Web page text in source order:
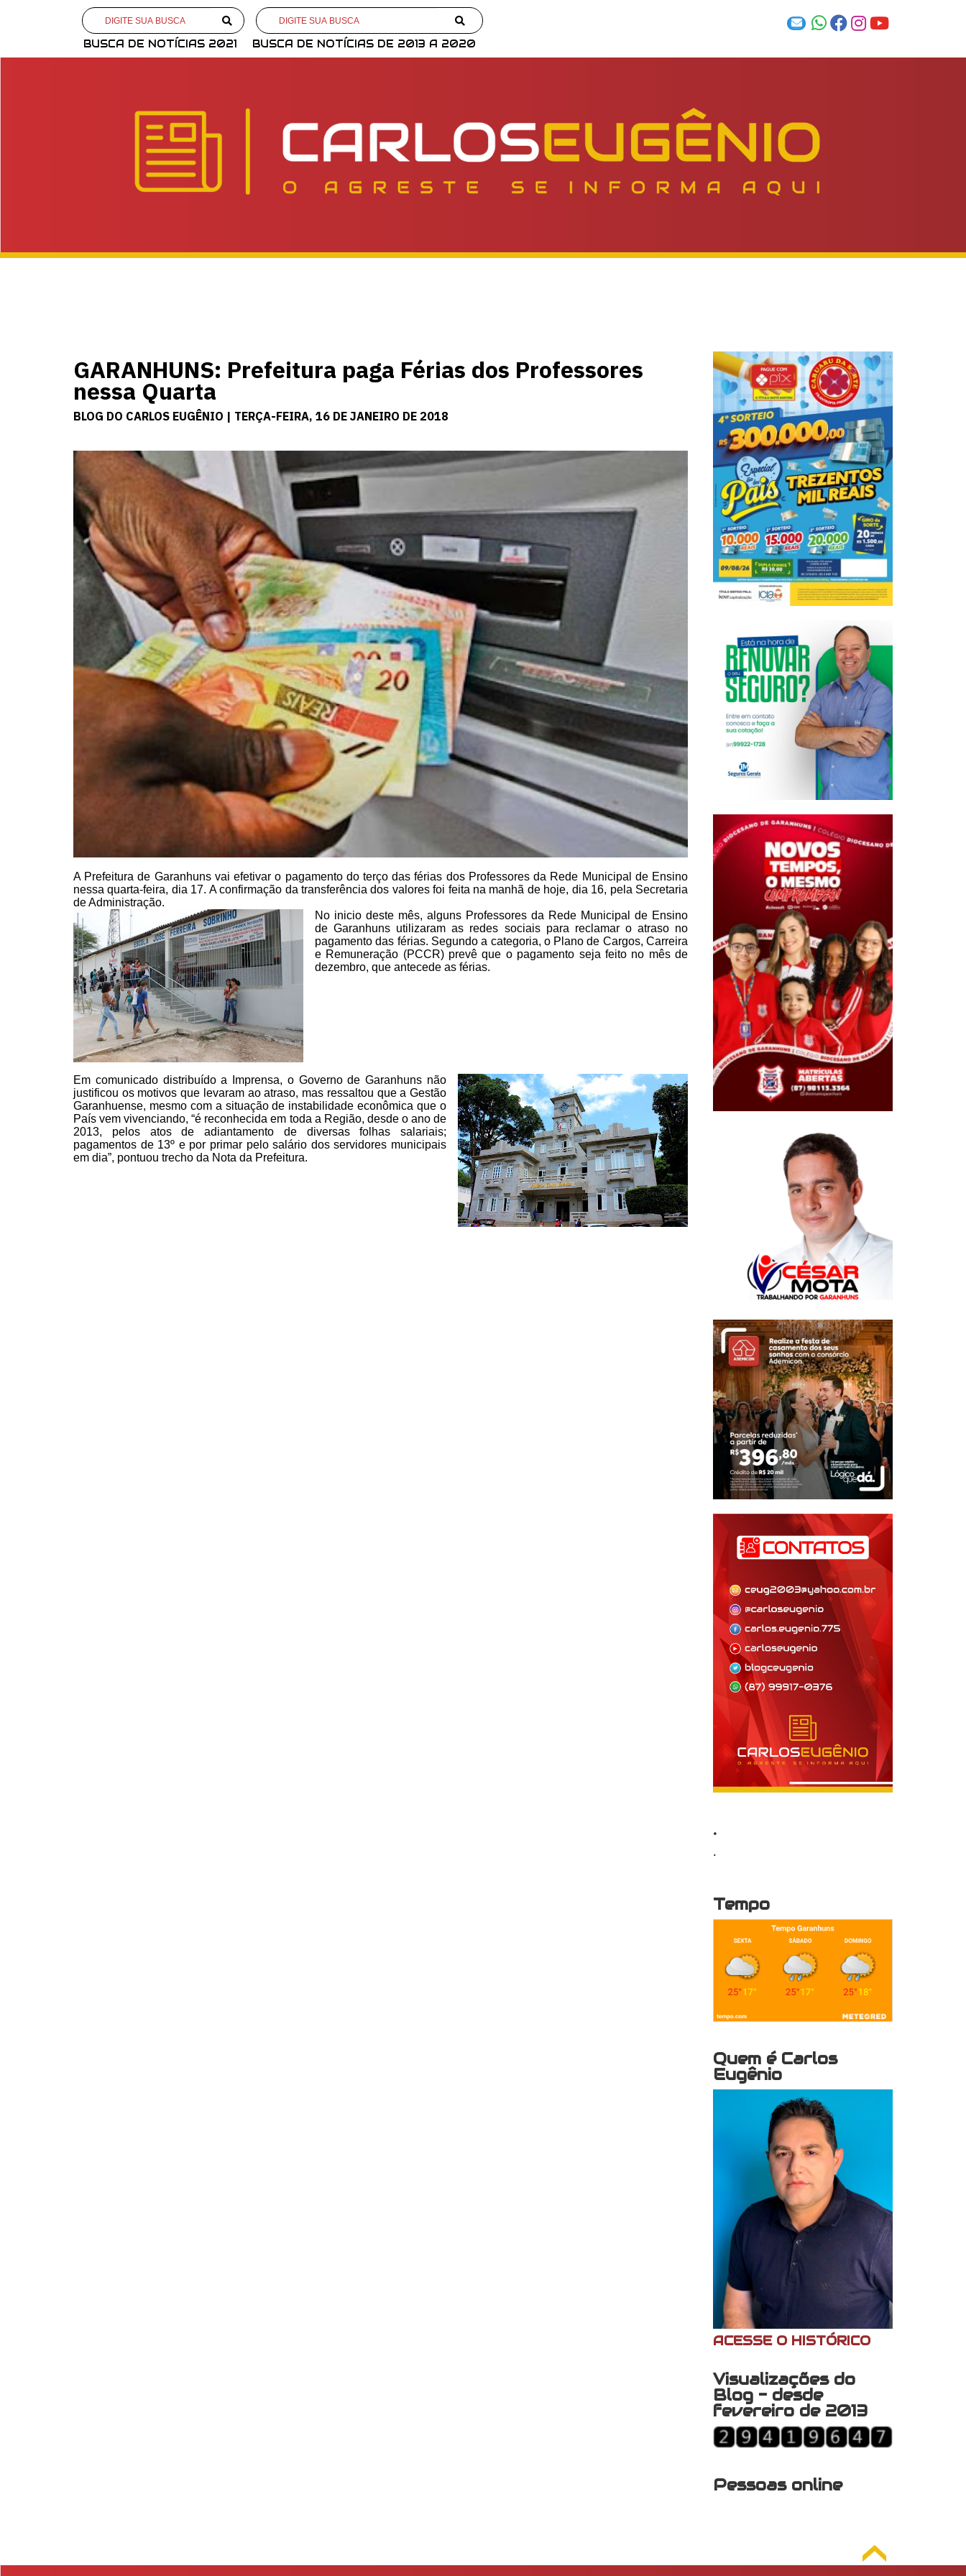
BUSCA DE NOTÍCIAS 2021 BUSCA DE NOTÍCIAS DE 2013 A 2020
GARANHUNS: Prefeitura paga Férias dos Professores
nessa Quarta
BLOG DO CARLOS EUGÊNIO | TERÇA-FEIRA, 16 DE JANEIRO DE 2018
A Prefeitura de Garanhuns vai efetivar o pagamento do terço das férias dos Professores da Rede Municipal deEnsino
nessa quarta-feira, dia 17. A confirmação da transferência dos valoresfoi feita na manhã de hoje, dia 16, pela Secretaria
de Administração.
No inicio deste mês, alguns Professores da Rede Municipal de Ensino
de Garanhuns utilizaram as redes sociais para reclamar o atraso no
pagamento das férias. Segundo a categoria, o Plano de Cargos, Carreira
e Remuneração (PCCR)prevê que o pagamento seja feito no mês de
dezembro, que antecede as férias.
Em comunicado distribuído a Imprensa, o Governo de Garanhuns não
justificou os motivos que levaram ao atraso, mas ressaltou que a Gestão
Garanhuense, mesmo com a situação de instabilidade econômica que o
País vem vivenciando, “é reconhecida em toda a Região, desde o ano de
2013, pelos atos de adiantamento de diversas folhas salariais;
pagamentos de 13º e por primar pelo salário dosservidores municipais
em dia”, pontuou trecho da Nota da Prefeitura.
.
.
Tempo
Quem é Carlos
Eugênio
ACESSE O HISTÓRICO
Visualizações do
Blog - desde
fevereiro de 2013
Pessoas online